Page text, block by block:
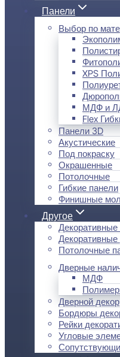
Панели
Выбор по
XPS
МДФ и
Flex
Панели 3D
Акустические
Под покраску
Окрашенные
Потолочные
Гибкие панели
Финишные
Другое
Декоративные
Потолочные
Дверные
МДФ
Дверной декор
Бордюры
Рейки
Угловые